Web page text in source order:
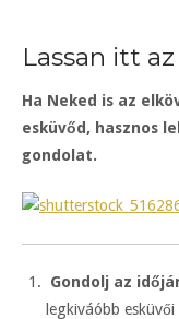
Lassan itt
Ha Neked is az
esküvőd, hasznos
gondolat.
Gondolj az
legkiváóbb